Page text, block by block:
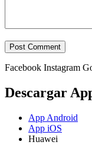
Facebook Instagram
Descargar
App Android
App iOS
Huawei